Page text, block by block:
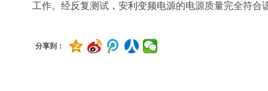
工作。经反复测试，安利变频电源的电源质量完全符
分享到：